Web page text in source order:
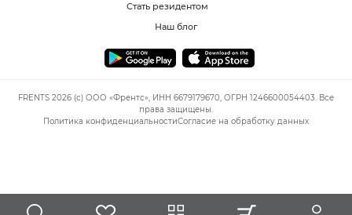
Стать резидентом
Наш блог
FRENTS 2026 (c) ООО «Френтс», ИНН 6679179670, ОГРН 1246600054403. Все
права защищены.
Политика конфиденциальностиСогласие на обработку данных